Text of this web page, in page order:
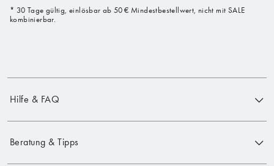
* 30 Tage gültig, einlösbar ab 50 € Mindestbestellwert, nicht mit SALE
kombinierbar.
Hilfe & FAQ
Beratung & Tipps